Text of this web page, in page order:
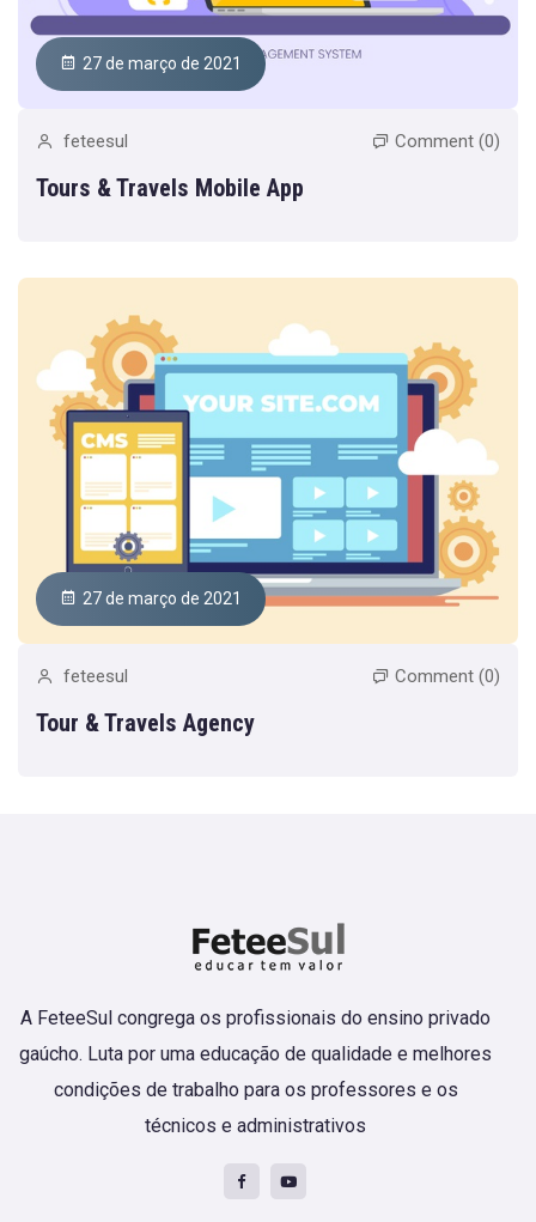
27 de março de 2021
feteesul Comment (0)
Tours & Travels Mobile App
27 de março de 2021
feteesul Comment (0)
Tour & Travels Agency
A FeteeSul congrega os profissionais do ensino privado
gaúcho. Luta por uma educação de qualidade e melhores
condições de trabalho para os professores e os
técnicos e administrativos